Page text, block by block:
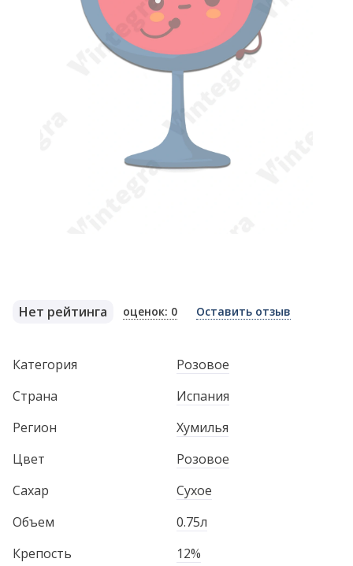
Нет рейтинга оценок: 0 Оставить отзыв
Категория
Розовое
Страна
Испания
Регион
Хумилья
Цвет
Розовое
Сахар
Сухое
Объем
0.75л
Крепость
12%